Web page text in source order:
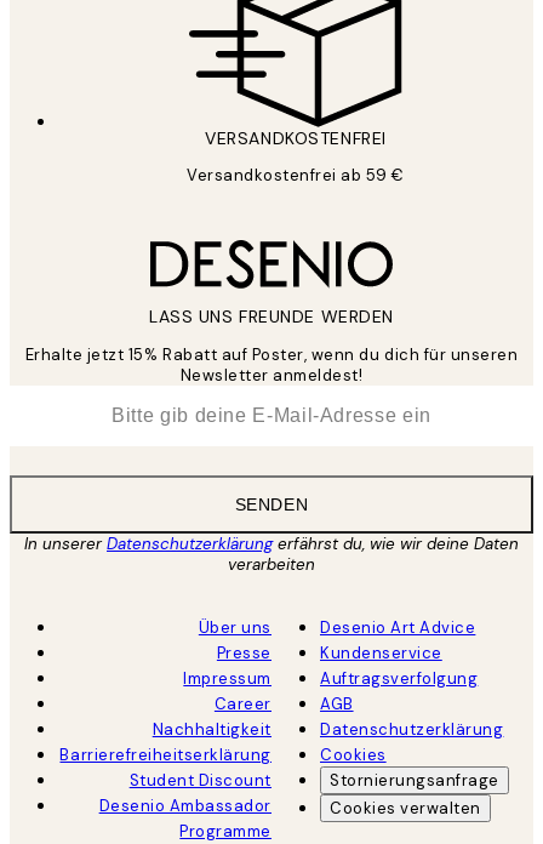
VERSANDKOSTENFREI
Versandkostenfrei ab 59 €
LASS UNS FREUNDE WERDEN
Erhalte jetzt 15% Rabatt auf Poster, wenn du dich für unseren
Newsletter anmeldest!
SENDEN
In unsererDatenschutzerklärungerfährst du, wie wir deine Daten
verarbeiten
Über uns
Presse
Impressum
Career
Nachhaltigkeit
Barrierefreiheitserklärung
Student Discount
Desenio Ambassador
Programme
Desenio Art Advice
Kundenservice
Auftragsverfolgung
AGB
Datenschutzerklärung
Cookies
Stornierungsanfrage
Cookies verwalten